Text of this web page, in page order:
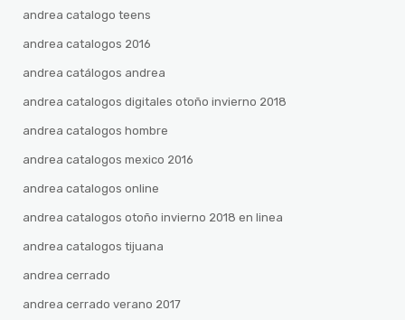
andrea catalogo teens
andrea catalogos 2016
andrea catálogos andrea
andrea catalogos digitales otoño invierno 2018
andrea catalogos hombre
andrea catalogos mexico 2016
andrea catalogos online
andrea catalogos otoño invierno 2018 en linea
andrea catalogos tijuana
andrea cerrado
andrea cerrado verano 2017